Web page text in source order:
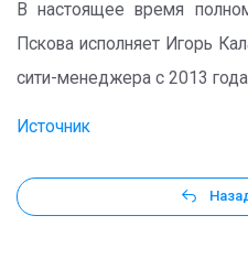
В настоящее время
Пскова исполняет Игорь
сити-менеджера с 2013
Источник